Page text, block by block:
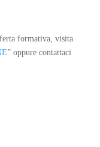
formativa, visita
” oppure contattaci